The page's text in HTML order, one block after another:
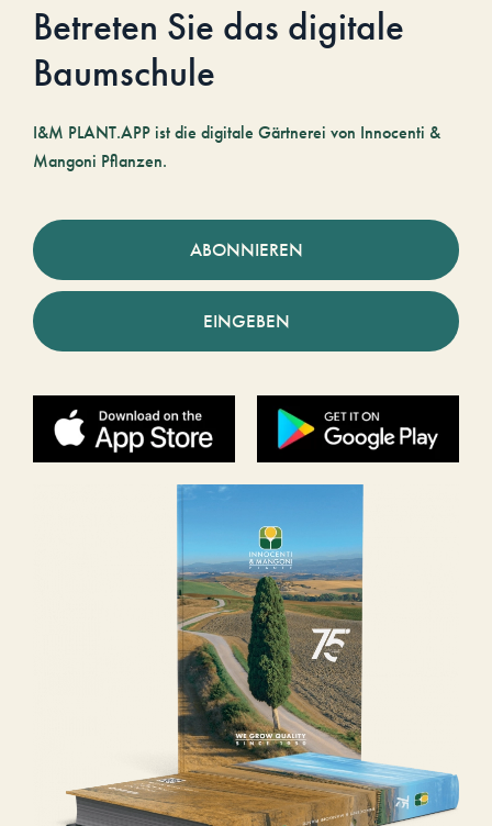
Betreten Sie das digitale
Baumschule
I&M PLANT.APP ist die digitale Gärtnerei von Innocenti &
Mangoni Pflanzen.
ABONNIEREN
EINGEBEN